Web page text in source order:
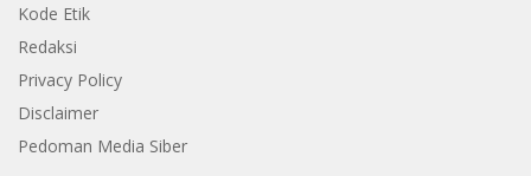
Kode Etik
Redaksi
Privacy Policy
Disclaimer
Pedoman Media Siber